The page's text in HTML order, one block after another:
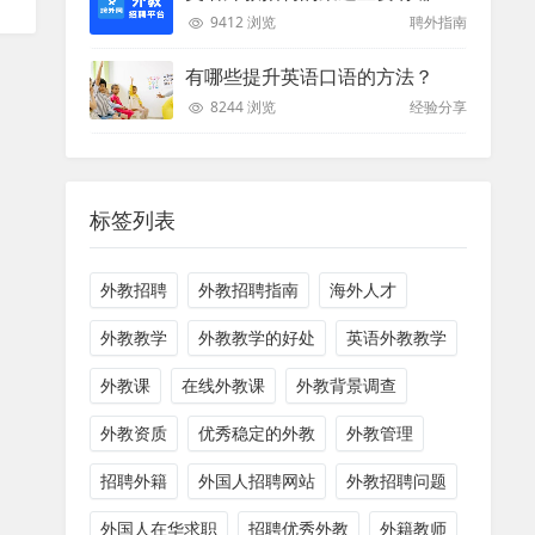
9412 浏览 聘外指南
有哪些提升英语口语的方法？
8244 浏览 经验分享
标签列表
外教招聘 外教招聘指南 海外人才
外教教学 外教教学的好处 英语外教教学
外教课 在线外教课 外教背景调查
外教资质 优秀稳定的外教 外教管理
招聘外籍 外国人招聘网站 外教招聘问题
外国人在华求职 招聘优秀外教 外籍教师